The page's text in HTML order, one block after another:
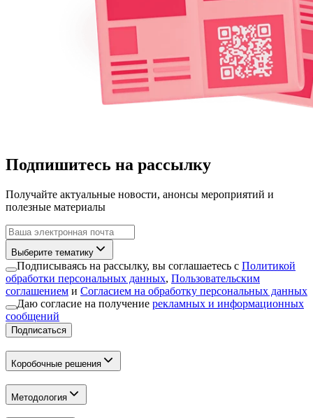
Подпишитесь на рассылку
Получайте актуальные новости, анонсы мероприятий и
полезные материалы
Выберите тематику
Подписываясь на рассылку, вы соглашаетесь с Политикой
обработки персональных данных, Пользовательским
соглашением и Согласием на обработку персональных данных
Даю согласие на получение рекламных и информационных
сообщений
Подписаться
Коробочные решения
Методология